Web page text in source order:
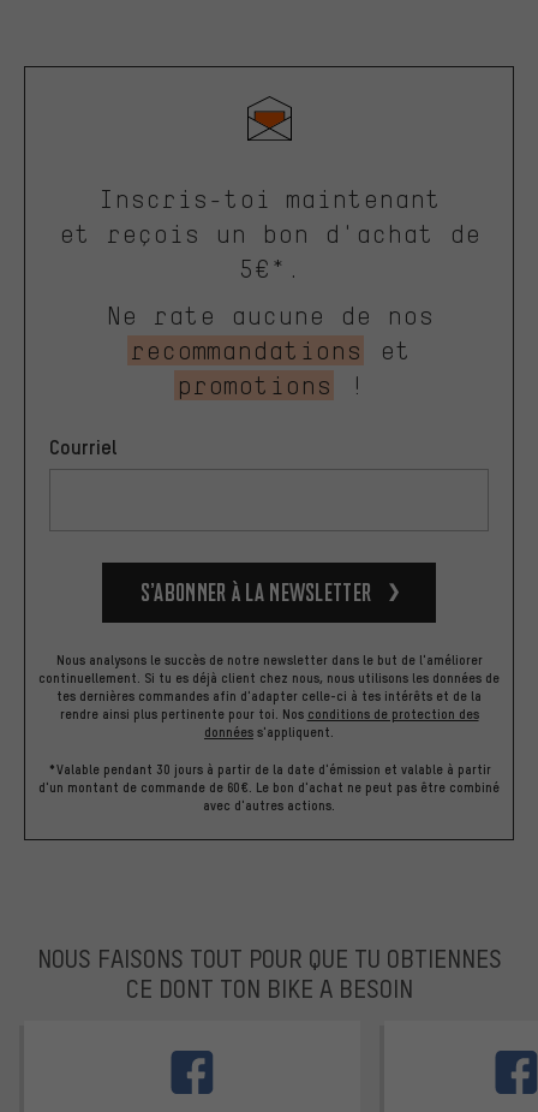
Inscris-toi maintenant
et reçois un bon d'achat de
5€*.
Ne rate aucune de nos
recommandations
et
promotions
!
Courriel
S’abonner à la newsletter
Nous analysons le succès de notre newsletter dans le but de l'améliorer
continuellement. Si tu es déjà client chez nous, nous utilisons les données de
tes dernières commandes afin d'adapter celle-ci à tes intérêts et de la
rendre ainsi plus pertinente pour toi. Nos conditions de protection des
données s'appliquent.
*Valable pendant 30 jours à partir de la date d'émission et valable à partir
d'un montant de commande de 60€. Le bon d'achat ne peut pas être combiné
avec d'autres actions.
NOUS FAISONS TOUT POUR QUE TU OBTIENNES
CE DONT TON BIKE A BESOIN